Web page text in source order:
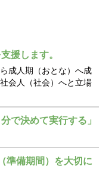
援します。
成人期（おとな）へ成
会人（社会）へと立場
で決めて実行する」
準備期間）を大切に